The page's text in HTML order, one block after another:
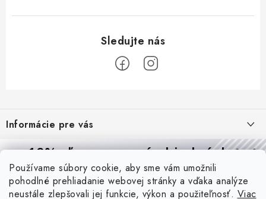
Používame súbory cookie, aby sme vám umožnili
pohodlné prehliadanie webovej stránky a vďaka analýze
neustále zlepšovali jej funkcie, výkon a použiteľnosť. Viac
p
ä
Informácie pre vás
Reklamácie a formulár na odstúpenie od zmluvy
Obchodné podmienky
Podmienky ochrany osobných údajov
Blog
10% zľavana prvú objednávku
Prihláste sa azískajtezľavu aj praktické tipy,vďaka ktorým
budete svietiť lepšie a platiť menej.